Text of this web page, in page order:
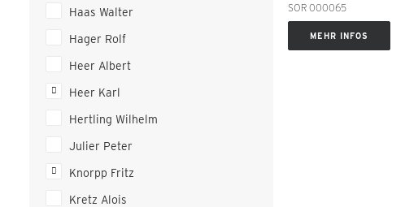
Haas Walter
Hager Rolf
Heer Albert
Heer Karl
Hertling Wilhelm
Julier Peter
Knorpp Fritz
Kretz Alois
SOR 000065
MEHR INFOS